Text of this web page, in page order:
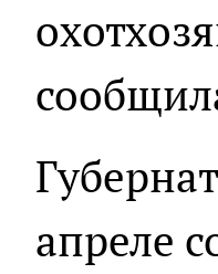
апреле